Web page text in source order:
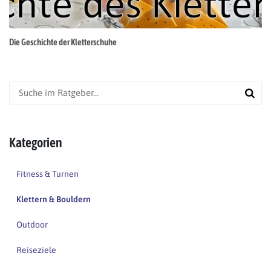
Die Geschichte der Kletterschuhe
Kategorien
Fitness & Turnen
Klettern & Bouldern
Outdoor
Reiseziele